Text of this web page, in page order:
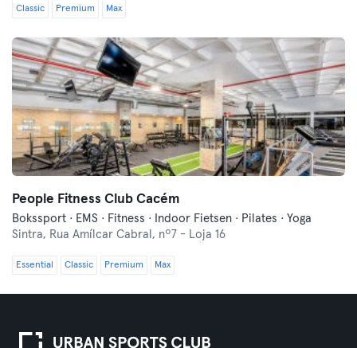
Classic Premium Max
People Fitness Club Cacém
Bokssport · EMS · Fitness · Indoor Fietsen · Pilates · Yoga
Sintra, Rua Amílcar Cabral, nº7 - Loja 16
Essential Classic Premium Max